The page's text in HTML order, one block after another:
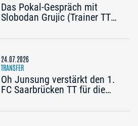
Das Pokal-Gespräch mit
Slobodan Grujic (Trainer TTC
Bad Homburg) und Daniel
Königshofen): „Es kann viel
passieren“
24.07.2026
TRANSFER
Oh Junsung verstärkt den 1.
FC Saarbrücken TT für die